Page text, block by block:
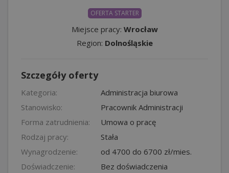
OFERTA STARTER
Miejsce pracy: Wrocław
Region: Dolnośląskie
Szczegóły oferty
Kategoria:
Administracja biurowa
Stanowisko:
Pracownik Administracji
Forma zatrudnienia:
Umowa o pracę
Rodzaj pracy:
Stała
Wynagrodzenie:
od 4700 do 6700 zł/mies.
Doświadczenie:
Bez doświadczenia